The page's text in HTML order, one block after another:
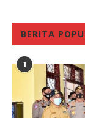
BERITA
1